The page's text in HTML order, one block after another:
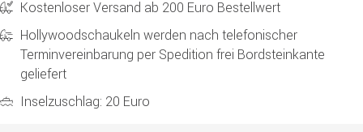
Kostenloser Versand ab 200 Euro Bestellwert
Hollywoodschaukeln werden nach telefonischer
Terminvereinbarung per Spedition frei Bordsteinkante
geliefert
Inselzuschlag: 20 Euro